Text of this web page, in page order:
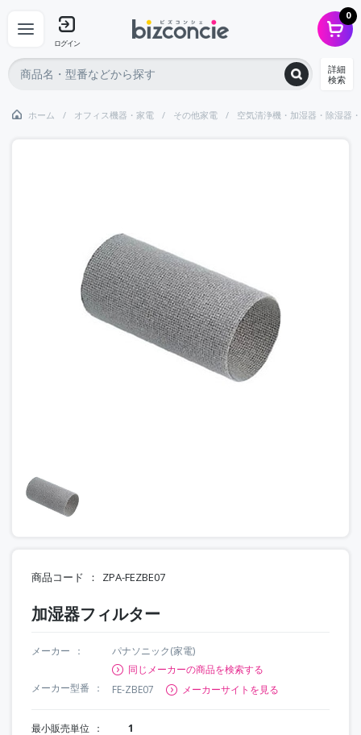
ログイン
0
詳細
検索
ホーム オフィス機器・家電 その他家電 空気清浄機・加湿器・除湿器
商品コード ZPA-FEZBE07
加湿器フィルター
メーカー
パナソニック(家電)
同じメーカーの商品を検索する
メーカー型番
FE-ZBE07 メーカーサイトを見る
最小販売単位 1